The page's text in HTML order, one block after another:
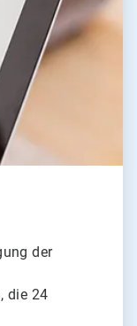
der
die 24